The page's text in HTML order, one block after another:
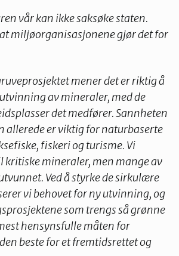
vår kan ikke saksøke staten.
miljøorganisasjonene gjør det for
mener det er riktig å
av mineraler, med de
det medfører. Sannheten
allerede er viktig for naturbaserte
fiskeri og turisme. Vi
mineraler, men mange av
Ved å styrke de sirkulære
vi behovet for ny utvinning, og
som trengs så grønne
hensynsfulle måten for
beste for et fremtidsrettet og